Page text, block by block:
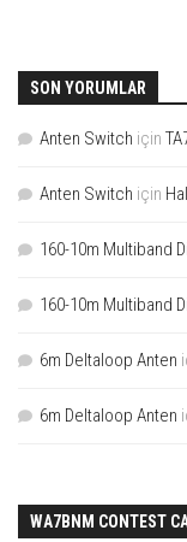
SON YORUMLAR
Anten Switch için
Anten Switch için
160-10m Multiband
160-10m Multiband
6m Deltaloop Anten
6m Deltaloop Anten
WA7BNM CONTEST